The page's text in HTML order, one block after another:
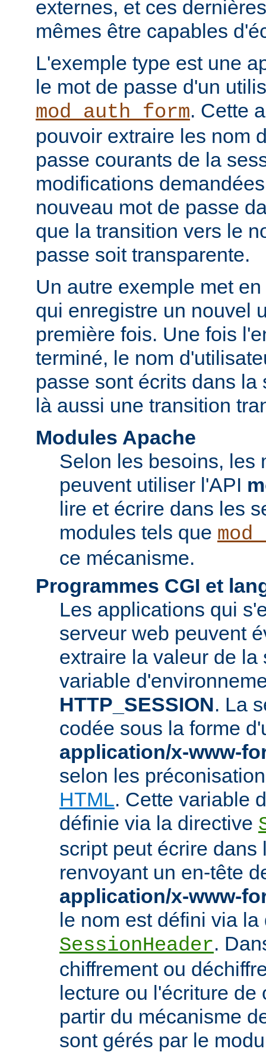
externes, et ces
mêmes être capables
L'exemple type est une
le mot de passe d'un
mod_auth_form. Cette
pouvoir extraire les nom
passe courants de la
modifications
nouveau mot de passe
que la transition vers le
passe soit transparente.
Un autre exemple met
qui enregistre un nouvel
première fois. Une fois
terminé, le nom
passe sont écrits dans
là aussi une transition
Modules Apache
Selon les besoins, les
peuvent utiliser l'API
lire et écrire dans les
modules tels que
ce mécanisme.
Programmes CGI et
Les applications qui
serveur web peuvent
extraire la valeur de la
variable
HTTP_SESSION. La
codée sous la forme
application/x-www-
selon les
HTML. Cette variable
définie via la directive
script peut écrire dans
renvoyant un en-tête
application/x-www-
le nom est défini via la
SessionHeader.
chiffrement ou
lecture ou l'écriture de
partir du mécanisme
sont gérés par le